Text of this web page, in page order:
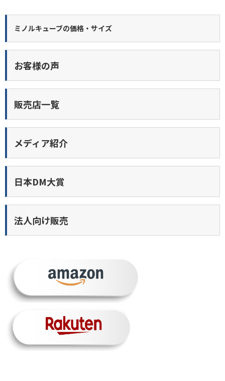
ミノルキューブの価格・サイズ
お客様の声
販売店一覧
メディア紹介
日本DM大賞
法人向け販売